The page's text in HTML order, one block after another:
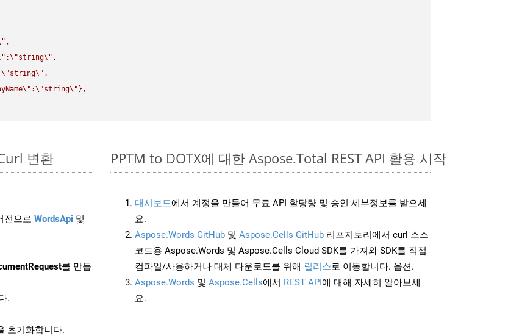
,
:\"string\" ,
\"string\" ,
\" :\"string\" },
변환
전으로 WordsApi 및
를 만듭
.
초기화합니다.
PPTM to DOTX에 대한 Aspose.Total REST API 활용 시작
대시보드에서 계정을 만들어 무료 API 할당량 및 승인 세부정보를 받으세
요.
Aspose.Words GitHub 및 Aspose.Cells GitHub 리포지토리에서 curl 소스
코드용 Aspose.Words 및 Aspose.Cells Cloud SDK를 가져와 SDK를 직접
컴파일/사용하거나 대체 다운로드를 위해 릴리스로 이동합니다. 옵션.
Aspose.Words 및 Aspose.Cells에서 REST API에 대해 자세히 알아보세
요.